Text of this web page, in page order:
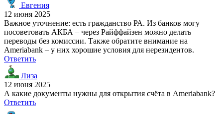
Евгения
12 июня 2025
Важное уточнение: есть гражданство РА. Из банков могу
посоветовать АКБА – через Райффайзен можно делать
переводы без комиссии. Также обратите внимание на
Ameriabank – у них хорошие условия для нерезидентов.
Ответить
Лиза
12 июня 2025
А какие документы нужны для открытия счёта в Ameriabank?
Ответить